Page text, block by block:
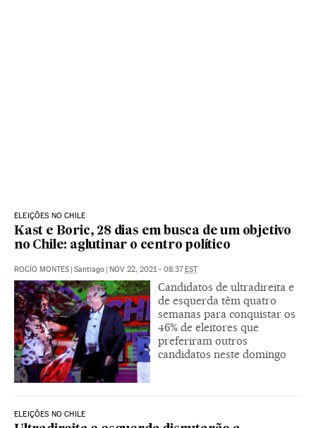
ELEIÇÕES NO CHILE
Kast e Boric, 28 dias em busca de um objetivo
no Chile: aglutinar o centro político
ROCÍO MONTES | Santiago | NOV 22, 2021 - 08:37EST
Candidatos de ultradireita e
de esquerda têm quatro
semanas para conquistar os
46% de eleitores que
preferiram outros
candidatos neste domingo
ELEIÇÕES NO CHILE